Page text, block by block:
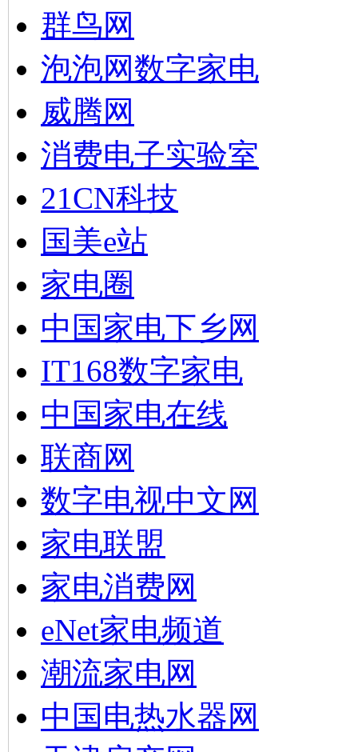
群鸟网
泡泡网数字家电
威腾网
消费电子实验室
21CN科技
国美e站
家电圈
中国家电下乡网
IT168数字家电
中国家电在线
联商网
数字电视中文网
家电联盟
家电消费网
eNet家电频道
潮流家电网
中国电热水器网